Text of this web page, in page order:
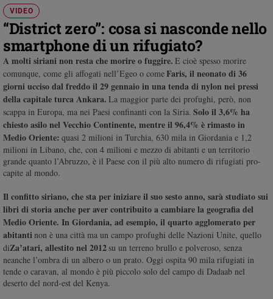
Chiesa
Fede
e
Santi
Devozione
e
fede
Parola
del
giorno
del
giorno
Società
e
valori
Ambiente
VIDEO
“District zero”: cosa si nasconde nello
smartphone di un rifugiato?
A molti siriani non resta che morire o fuggire. E cioè spesso morire
comunque, come gli affogati nell’Egeo o comeFaris, il neonato di 36
giorni ucciso dal freddo il 29 gennaio in una tenda di nylon nei pressi
della capitale turca Ankara. La maggior parte dei profughi, però, non
scappa in Europa, ma nei Paesi confinanti con la Siria. Solo il 3,6% ha
chiesto asilo nel Vecchio Continente, mentre il 96,4% è rimasto in
Medio Oriente: quasi 2 milioni in Turchia, 630 mila in Giordania e 1,2
milioni in Libano, che, con 4 milioni e mezzo di abitanti e un territorio
grande quanto l’Abruzzo, è il Paese con il più alto numero di rifugiati pro-
capite al mondo.
Il confitto siriano, che sta per iniziare il suo sesto anno, sarà studiato sui
libri di storia anche per aver contribuito a cambiare la geografia del
Medio Oriente. In Giordania, ad esempio, il quarto agglomerato per
abitanti non è una città ma un campo profughi delle Nazioni Unite, quello
diZa’atari, allestito nel 2012su un terreno brullo e polveroso, senza
neanche l’ombra di un albero o un prato. Oggi ospita 90 mila rifugiati in
tende o caravan, al mondo è più piccolo solo del campo di Dadaab nel
deserto del nord-est del Kenya.